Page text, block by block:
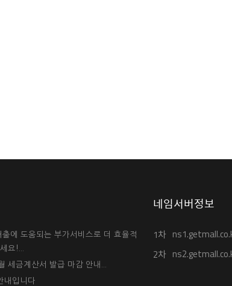
출에 도움되는 부가서비스로 더 효율적
요!...
세금계산서 발급 마감 안내...
내입니다
네임서버정보
1차
2차